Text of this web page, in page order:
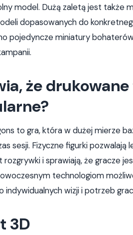
model. Dużą zaletą jest także
dopasowanych do
pojedyncze miniatury
że
to gra, która w dużej mierze
sesji. Fizyczne figurki
rozgrywki i sprawiają, że gracze
technologiom
indywidualnych wizji i potrzeb
3D